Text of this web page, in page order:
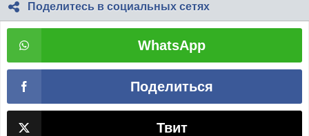
Поделитесь в социальных сетях
WhatsApp
Поделиться
Твит